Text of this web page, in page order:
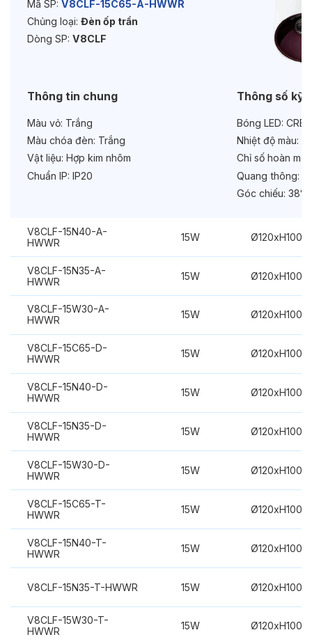
Bảo hành:3 năm
Mã SP: V8CLF-15C65-A-HWWR
Chủng loại: Đèn ốp trần
Dòng SP: V8CLF
Thông tin chung
Màu vỏ: Trắng
Màu chóa đèn: Trắng
Vật liệu: Hợp kim nhôm
Chuẩn IP: IP20
Thông số kỹ
Bóng LED:
Nhiệt độ màu:
Chỉ số hoàn
Quang thông:
Góc chiếu: 38°
V8CLF-15N40-A-
HWWR
15W
V8CLF-15N35-A-
HWWR
15W
V8CLF-15W30-A-
HWWR
15W
V8CLF-15C65-D-
HWWR
15W
V8CLF-15N40-D-
HWWR
15W
V8CLF-15N35-D-
HWWR
15W
V8CLF-15W30-D-
HWWR
15W
V8CLF-15C65-T-
HWWR
15W
V8CLF-15N40-T-
HWWR
15W
V8CLF-15N35-T-HWWR 15W
V8CLF-15W30-T-
HWWR
15W